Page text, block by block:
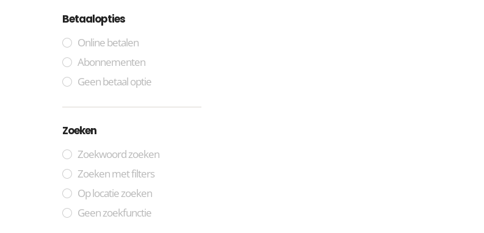
Betaalopties
Online betalen
Abonnementen
Geen betaal optie
Zoeken
Zoekwoord zoeken
Zoeken met filters
Op locatie zoeken
Geen zoekfunctie